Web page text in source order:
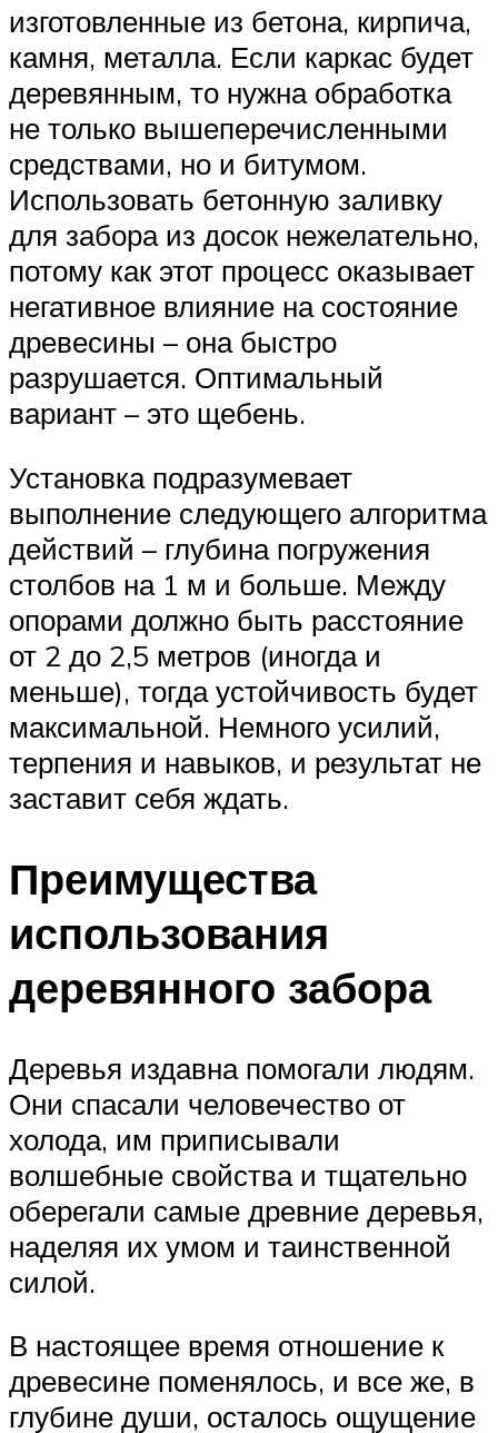
изготовленные из бетона, кирпича,
камня, металла. Если каркас будет
деревянным, то нужна обработка
не только вышеперечисленными
средствами, но и битумом.
Использовать бетонную заливку
для забора из досок нежелательно,
потому как этот процесс оказывает
негативное влияние на состояние
древесины – она быстро
разрушается. Оптимальный
вариант – это щебень.
Установка подразумевает
выполнение следующего алгоритма
действий – глубина погружения
столбов на 1 м и больше. Между
опорами должно быть расстояние
от 2 до 2,5 метров (иногда и
меньше), тогда устойчивость будет
максимальной. Немного усилий,
терпения и навыков, и результат не
заставит себя ждать.
Преимущества
использования
деревянного забора
Деревья издавна помогали людям.
Они спасали человечество от
холода, им приписывали
волшебные свойства и тщательно
оберегали самые древние деревья,
наделяя их умом и таинственной
силой.
В настоящее время отношение к
древесине поменялось, и все же, в
глубине души, осталось ощущение